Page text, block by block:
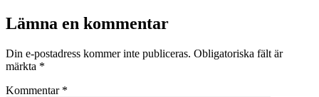
Lämna en kommentar
Din e-postadress kommer inte publiceras. Obligatoriska fält är
märkta *
Kommentar *